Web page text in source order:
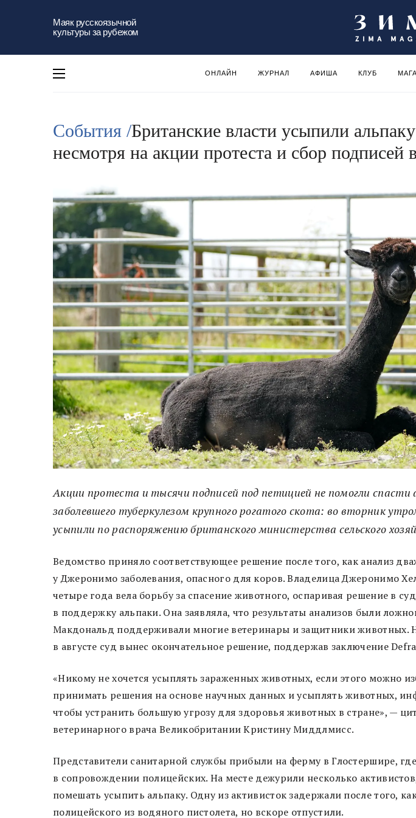
Маяк русскоязычной
культуры за рубежом
ОНЛАЙН ЖУРНАЛ АФИША КЛУБ
События /Британские власти усыпили
несмотря на акции протеста и сбор подписей
Акции протеста и тысячи подписей под петицией не помогли спасти
заболевшего туберкулезом крупного рогатого скота: во вторник
усыпили по распоряжению британского министерства сельского
Ведомство приняло соответствующее решение после того, как анализ
у Джеронимо заболевания, опасного для коров. Владелица Джеронимо
четыре года вела борьбу за спасение животного, оспаривая решение в
в поддержку альпаки. Она заявляла, что результаты анализов были
Макдональд поддерживали многие ветеринары и защитники животных.
в августе суд вынес окончательное решение, поддержав заключение
«Никому не хочется усыплять зараженных животных, если этого можно
принимать решения на основе научных данных и усыплять животных,
чтобы устранить большую угрозу для здоровья животных в стране», —
ветеринарного врача Великобритании Кристину Миддлмисс.
Представители санитарной службы прибыли на ферму в Глостершире,
в сопровождении полицейских. На месте дежурили несколько
помешать усыпить альпаку. Одну из активисток задержали после того,
полицейского из водяного пистолета, но вскоре отпустили.